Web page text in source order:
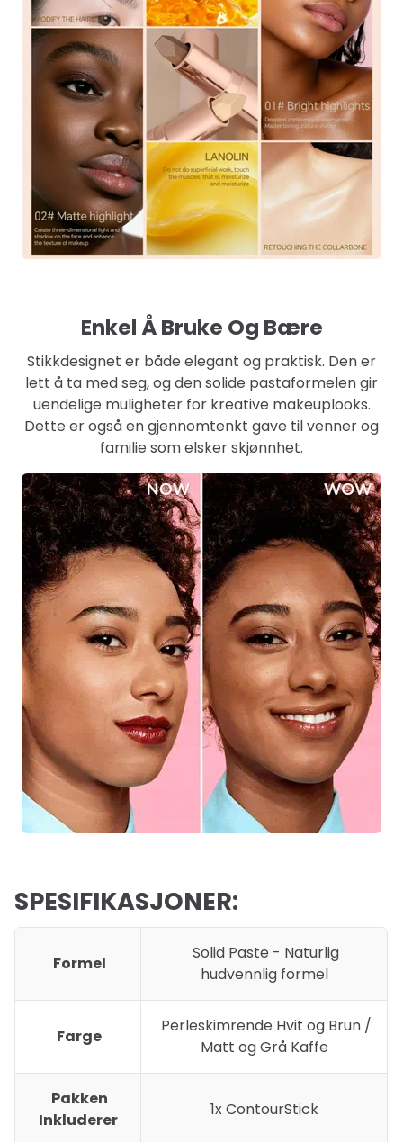
Enkel Å Bruke Og Bære
Stikkdesignet er både elegant og praktisk. Den er
lett å ta med seg, og den solide pastaformelen gir
uendelige muligheter for kreative makeuplooks.
Dette er også en gjennomtenkt gave til venner og
familie som elsker skjønnhet.
SPESIFIKASJONER:
Formel
Solid Paste - Naturlig
hudvennlig formel
Farge
Perleskimrende Hvit og Brun /
Matt og Grå Kaffe
Pakken
Inkluderer
1x ContourStick